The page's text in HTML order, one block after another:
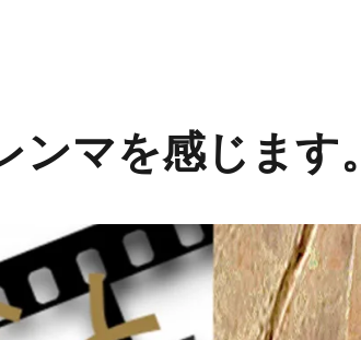
マを感じます。